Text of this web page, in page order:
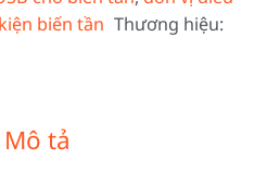
biến tần Thương hiệu:
Mô tả